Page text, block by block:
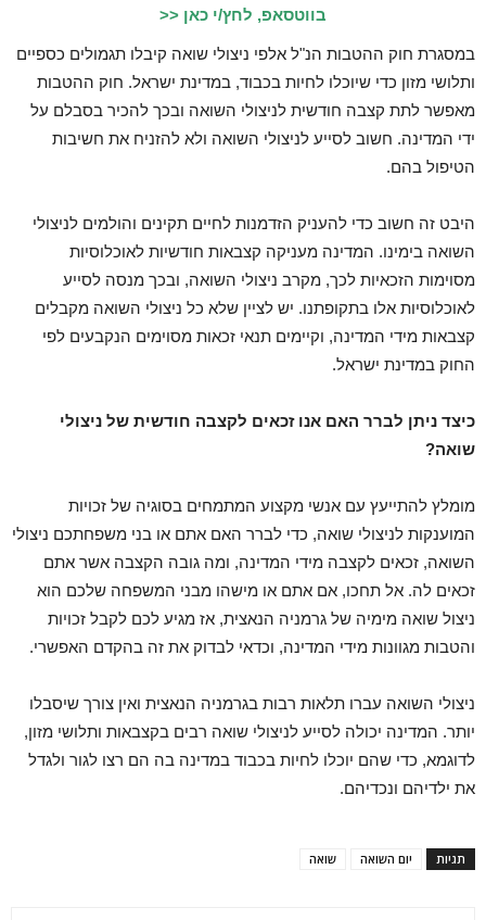
בווטסאפ, לחץ/י כאן <<
במסגרת חוק ההטבות הנ"ל אלפי ניצולי שואה קיבלו תגמולים כספיים
ותלושי מזון כדי שיוכלו לחיות בכבוד, במדינת ישראל. חוק ההטבות
מאפשר לתת קצבה חודשית לניצולי השואה ובכך להכיר בסבלם על
ידי המדינה. חשוב לסייע לניצולי השואה ולא להזניח את חשיבות
הטיפול בהם.
היבט זה חשוב כדי להעניק הזדמנות לחיים תקינים והולמים לניצולי
השואה בימינו. המדינה מעניקה קצבאות חודשיות לאוכלוסיות
מסוימות הזכאיות לכך, מקרב ניצולי השואה, ובכך מנסה לסייע
לאוכלוסיות אלו בתקופתנו. יש לציין שלא כל ניצולי השואה מקבלים
קצבאות מידי המדינה, וקיימים תנאי זכאות מסוימים הנקבעים לפי
החוק במדינת ישראל.
כיצד ניתן לברר האם אנו זכאים לקצבה חודשית של ניצולי
שואה?
מומלץ להתייעץ עם אנשי מקצוע המתמחים בסוגיה של זכויות
המוענקות לניצולי שואה, כדי לברר האם אתם או בני משפחתכם ניצולי
השואה, זכאים לקצבה מידי המדינה, ומה גובה הקצבה אשר אתם
זכאים לה. אל תחכו, אם אתם או מישהו מבני המשפחה שלכם הוא
ניצול שואה מימיה של גרמניה הנאצית, אז מגיע לכם לקבל זכויות
והטבות מגוונות מידי המדינה, וכדאי לבדוק את זה בהקדם האפשרי.
ניצולי השואה עברו תלאות רבות בגרמניה הנאצית ואין צורך שיסבלו
יותר. המדינה יכולה לסייע לניצולי שואה רבים בקצבאות ותלושי מזון,
לדוגמא, כדי שהם יוכלו לחיות בכבוד במדינה בה הם רצו לגור ולגדל
את ילדיהם ונכדיהם.
תגיות יום השואה שואה